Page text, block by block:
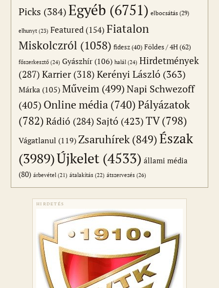
Picks (384)Egyéb (6751) elbocsátás (29)
elhunyt (23) Featured (154) Fiatalon
Miskolczról (1058) fidesz(40) Földes / 4H(62)
főszerkesztő (24) Gyászhír (106) halál (24) Hirdetmények
(287) Karrier(318) Kerényi László (363)
Márka (105) Műveim (499)Napi Schwezoff
(405) Online média (740)Pályázatok
(782) Rádió (284) Sajtó (423)TV(798)
Vágatlanul (119)Zsaruhírek(849)Észak
(3989)Újkelet (4533) állami média
(80) árbevétel (21) átalakítás (22) átszervezés (26)
HIRDETÉS